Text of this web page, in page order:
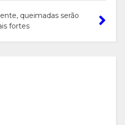
queimadas serão
fortes